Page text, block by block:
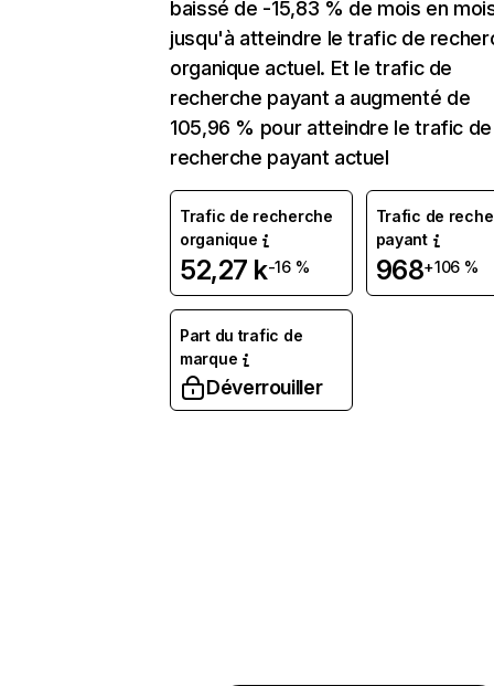
baissé de -15,83 % de mois en
jusqu'à atteindre le trafic de
organique actuel. Et le trafic de
recherche payant a augmenté de
105,96 % pour atteindre le trafic de
recherche payant actuel
Trafic de recherche
organique
52,27 k-16 %
Trafic de
payant
968+106 %
Part du trafic de
marque
Déverrouiller